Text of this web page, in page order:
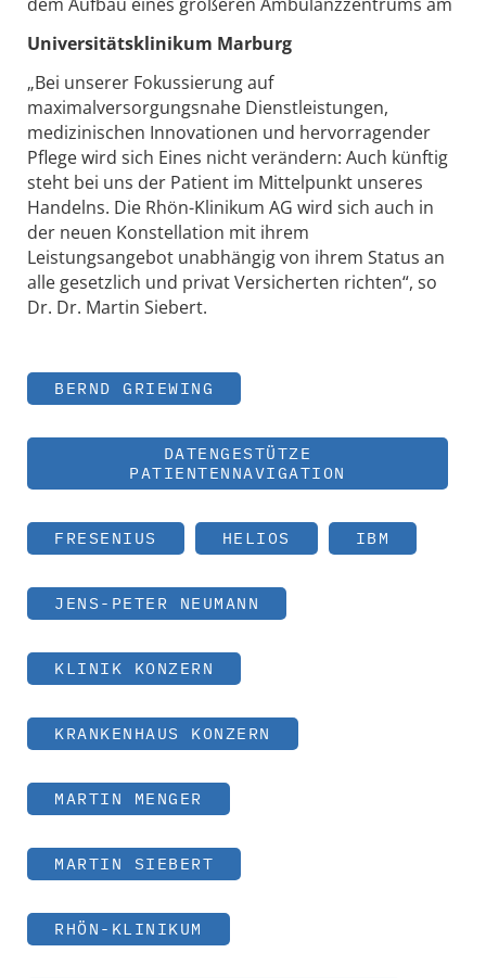
dem Aufbau eines größeren Ambulanzzentrums am
Universitätsklinikum Marburg
„Bei unserer Fokussierung auf
maximalversorgungsnahe Dienstleistungen,
medizinischen Innovationen und hervorragender
Pflege wird sich Eines nicht verändern: Auch künftig
steht bei uns der Patient im Mittelpunkt unseres
Handelns. Die Rhön-Klinikum AG wird sich auch in
der neuen Konstellation mit ihrem
Leistungsangebot unabhängig von ihrem Status an
alle gesetzlich und privat Versicherten richten“, so
Dr. Dr. Martin Siebert.
BERND GRIEWING
DATENGESTÜTZE
PATIENTENNAVIGATION
FRESENIUS HELIOS IBM
JENS-PETER NEUMANN
KLINIK KONZERN
KRANKENHAUS KONZERN
MARTIN MENGER
MARTIN SIEBERT
RHÖN-KLINIKUM